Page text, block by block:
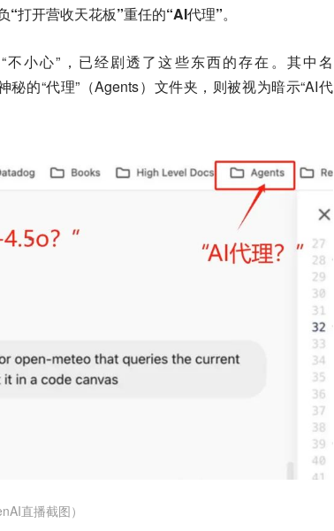
“打开营收天花板”重任的“AI代理”。
小心”，已经剧透了这些东西的存在。其中名
秘的“代理”（Agents）文件夹，则被视为暗示“AI代
直播截图）